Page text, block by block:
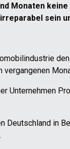
Monaten
sein
vergangenen
Unternehmen
Deutschland in